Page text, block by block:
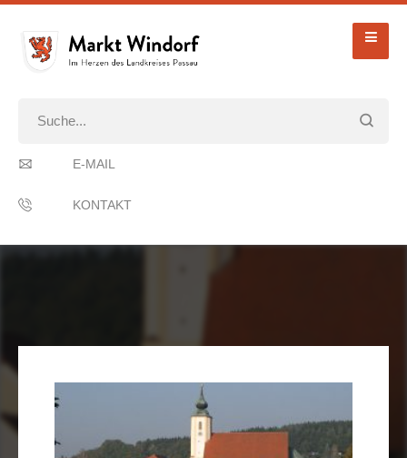
E-MAIL
KONTAKT